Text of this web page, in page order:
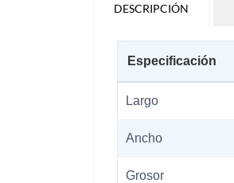
DESCRIPCIÓN
Especificación
Largo
Ancho
Grosor